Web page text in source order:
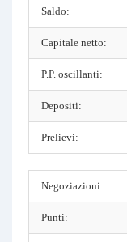
Saldo:
Capitale netto:
P.P. oscillanti:
Depositi:
Prelievi:
Negoziazioni:
Punti: